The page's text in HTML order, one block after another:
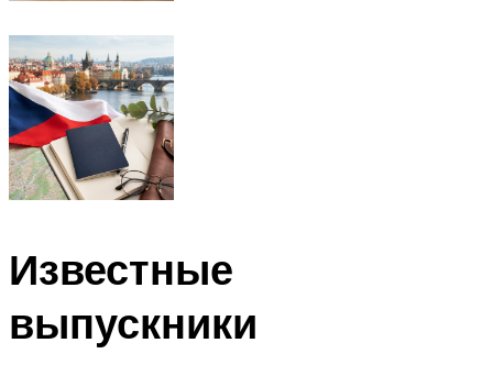
Известные
выпускники